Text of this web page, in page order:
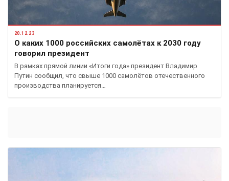
20.12.23
О каких 1000 российских самолётах к 2030 году
говорил президент
В рамках прямой линии «Итоги года» президент Владимир
Путин сообщил, что свыше 1000 самолётов отечественного
производства планируется…